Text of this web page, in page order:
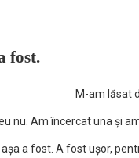
fost.
M-am lăsat
Am încercat una și
a fost. A fost ușor,